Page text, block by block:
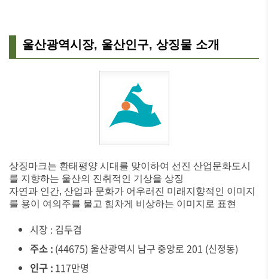
울산광역시장, 울산인구, 상징물 소개
상징마크는 환태평양 시대를 맞이하여 선진 산업문화도시
를 지향하는 울산의 진취적인 기상을 상징
자연과 인간, 산업과 문화가 어우러진 미래지향적인 이미지
를 용이 여의주를 물고 힘차게 비상하는 이미지로 표현
시장 : 김두겸
주소 : (44675) 울산광역시 남구 중앙로 201 (신정동)
인구 : 117만명